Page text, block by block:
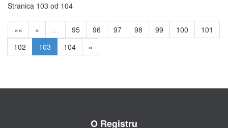
Stranica 103 od 104
«« « … 95 96 97 98 99 100
101
102
103 104 »
O Registru